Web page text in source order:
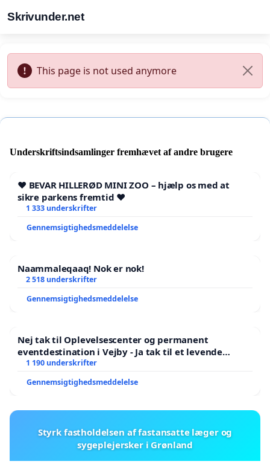
Skrivunder.net
This page is not used anymore
Underskriftsindsamlinger fremhævet af andre brugere
❤️ BEVAR HILLERØD MINI ZOO – hjælp os med at
sikre parkens fremtid ❤️
1 333 underskrifter
Gennemsigtighedsmeddelelse
Naammaleqaaq! Nok er nok!
2 518 underskrifter
Gennemsigtighedsmeddelelse
Nej tak til Oplevelsescenter og permanent
eventdestination i Vejby - Ja tak til et levende
lokalområde i balance
1 190 underskrifter
Gennemsigtighedsmeddelelse
Styrk fastholdelsen af fastansatte læger og
sygeplejersker i Grønland